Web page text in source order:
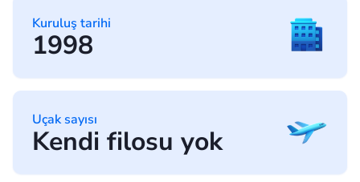
Kuruluş tarihi
1998
Uçak sayısı
Kendi filosu yok